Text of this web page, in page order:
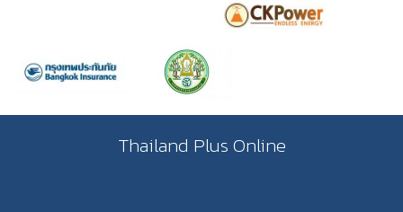
Thailand Plus Online